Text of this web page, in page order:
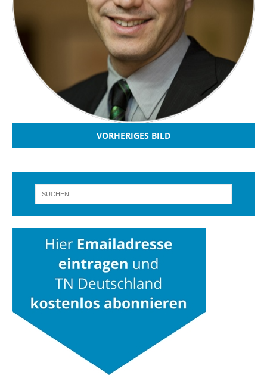
VORHERIGES BILD